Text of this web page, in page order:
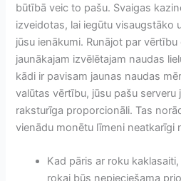
būtībā veic to pašu. Svaigas
izveidotas, lai iegūtu visaugstāko
jūsu ienākumi. Runājot par
jaunākajam izvēlētajam naudas
kādi ir pavisam jaunas naudas
valūtas vērtību, jūsu pašu serveru
raksturīga proporcionāli. Tas
vienādu monētu līmeni neatkarīgi
Kad pāris ar roku
rokai būs nepieciešama